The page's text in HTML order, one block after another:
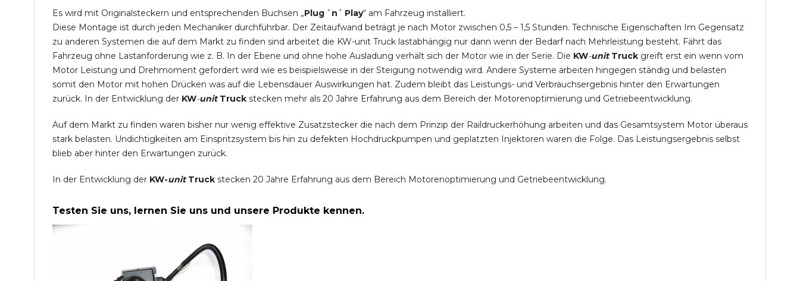
Es wird mit Originalsteckern und entsprechenden Buchsen „Plug `n´ Play“ am Fahrzeug installiert.
Diese Montage ist durch jeden Mechaniker durchführbar. Der Zeitaufwand beträgt je nach Motor zwischen 0,5 – 1,5 Stunden. Technische Eigenschaften Im Gegensatz
zu anderen Systemen die auf dem Markt zu finden sind arbeitet die KW-unit Truck lastabhängig nur dann wenn der Bedarf nach Mehrleistung besteht. Fährt das
Fahrzeug ohne Lastanforderung wie z. B. In der Ebene und ohne hohe Ausladung verhält sich der Motor wie in der Serie. Die KW-unit Truck greift erst ein wenn vom
Motor Leistung und Drehmoment gefordert wird wie es beispielsweise in der Steigung notwendig wird. Andere Systeme arbeiten hingegen ständig und belasten
somit den Motor mit hohen Drücken was auf die Lebensdauer Auswirkungen hat. Zudem bleibt das Leistungs- und Verbrauchsergebnis hinter den Erwartungen
zurück. In der Entwicklung der KW-unit Truck stecken mehr als 20 Jahre Erfahrung aus dem Bereich der Motorenoptimierung und Getriebeentwicklung.
Auf dem Markt zu finden waren bisher nur wenig effektive Zusatzstecker die nach dem Prinzip der Raildruckerhöhung arbeiten und das Gesamtsystem Motor überaus
stark belasten. Undichtigkeiten am Einspritzsystem bis hin zu defekten Hochdruckpumpen und geplatzten Injektoren waren die Folge. Das Leistungsergebnis selbst
blieb aber hinter den Erwartungen zurück.
In der Entwicklung der KW-unitTruck stecken 20 Jahre Erfahrung aus dem Bereich Motorenoptimierung und Getriebeentwicklung.
Testen Sie uns, lernen Sie uns und unsere Produkte kennen.